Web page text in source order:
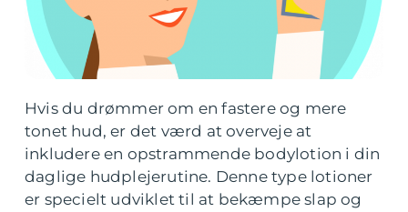
Hvis du drømmer om en fastere og mere
tonet hud, er det værd at overveje at
inkludere en opstrammende bodylotion i din
daglige hudplejerutine. Denne type lotioner
er specielt udviklet til at bekæmpe slap og